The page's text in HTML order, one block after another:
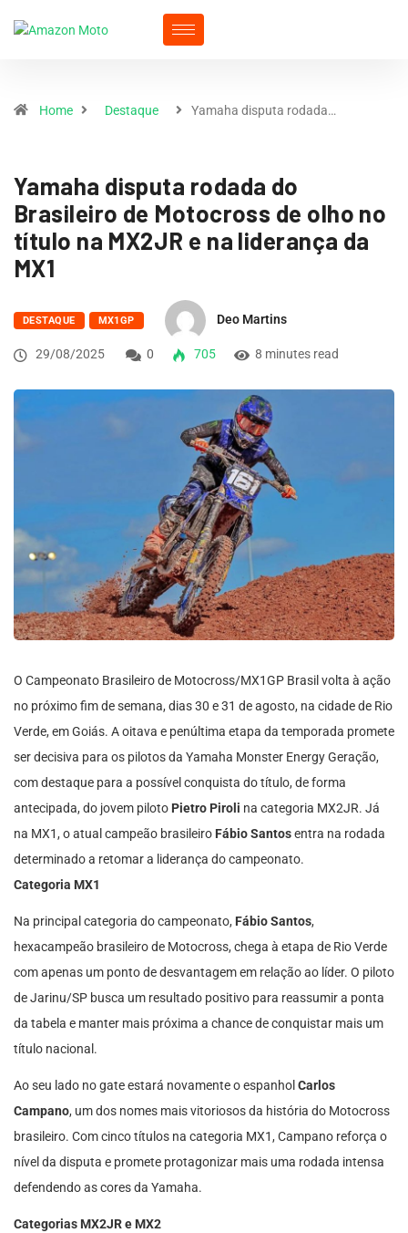
Home Destaque Yamaha disputa rodada…
Yamaha disputa rodada do
Brasileiro de Motocross de olho no
título na MX2JR e na liderança da
MX1
DESTAQUE MX1GP Deo Martins
29/08/2025 0 705 8 minutes read
O Campeonato Brasileiro de Motocross/MX1GP Brasil volta à ação
no próximo fim de semana, dias 30 e 31 de agosto, na cidade de Rio
Verde, em Goiás. A oitava e penúltima etapa da temporada promete
ser decisiva para os pilotos da Yamaha Monster Energy Geração,
com destaque para a possível conquista do título, de forma
antecipada, do jovem piloto Pietro Piroli na categoria MX2JR. Já
na MX1, o atual campeão brasileiro Fábio Santosentra na rodada
determinado a retomar a liderança do campeonato.
Categoria MX1
Na principal categoria do campeonato, Fábio Santos,
hexacampeão brasileiro de Motocross, chega à etapa de Rio Verde
com apenas um ponto de desvantagem em relação ao líder. O piloto
de Jarinu/SP busca um resultado positivo para reassumir a ponta
da tabela e manter mais próxima a chance de conquistar mais um
título nacional.
Ao seu lado no gate estará novamente o espanhol Carlos
Campano, um dos nomes mais vitoriosos da história do Motocross
brasileiro. Com cinco títulos na categoria MX1, Campano reforça o
nível da disputa e promete protagonizar mais uma rodada intensa
defendendo as cores da Yamaha.
Categorias MX2JR e MX2